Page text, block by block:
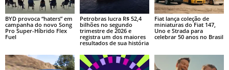
BYD provoca “haters” em
campanha do novo Song
Pro Super-Híbrido Flex
Fuel
Petrobras lucra R$ 52,4
bilhões no segundo
trimestre de 2026 e
registra um dos maiores
resultados de sua história
Fiat lança coleção de
miniaturas do Fiat 147,
Uno e Strada para
celebrar 50 anos no Brasil